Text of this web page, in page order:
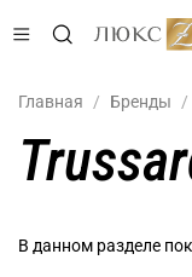
Главная Бренды
В данном разделе